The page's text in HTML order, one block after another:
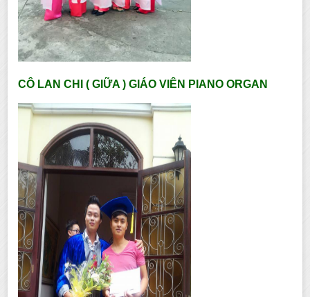
CÔ LAN CHI ( GIỮA ) GIÁO VIÊN PIANO ORGAN